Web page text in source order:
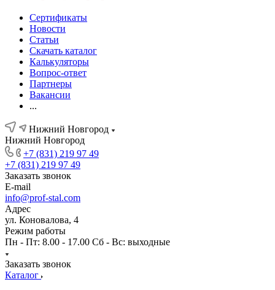
Сертификаты
Новости
Статьи
Скачать каталог
Калькуляторы
Вопрос-ответ
Партнеры
Вакансии
...
Нижний Новгород
Нижний Новгород
+7 (831) 219 97 49
+7 (831) 219 97 49
Заказать звонок
E-mail
info@prof-stal.com
Адрес
ул. Коновалова, 4
Режим работы
Пн - Пт: 8.00 - 17.00 Сб - Вс: выходные
Заказать звонок
Каталог